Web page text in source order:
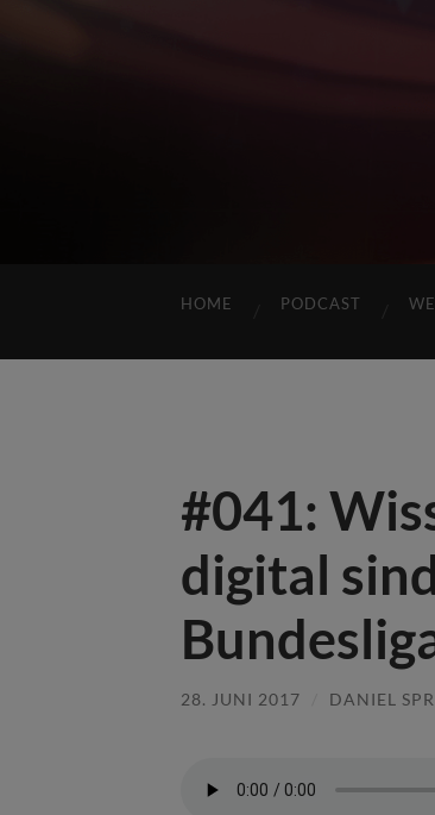
HOME PODCAST
#041:
digital
28. JUNI 2017 DANIEL